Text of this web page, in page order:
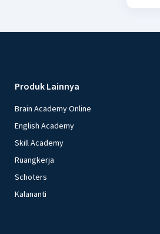
Produk Lainnya
Brain Academy Online
English Academy
Skill Academy
Ruangkerja
Schoters
Kalananti